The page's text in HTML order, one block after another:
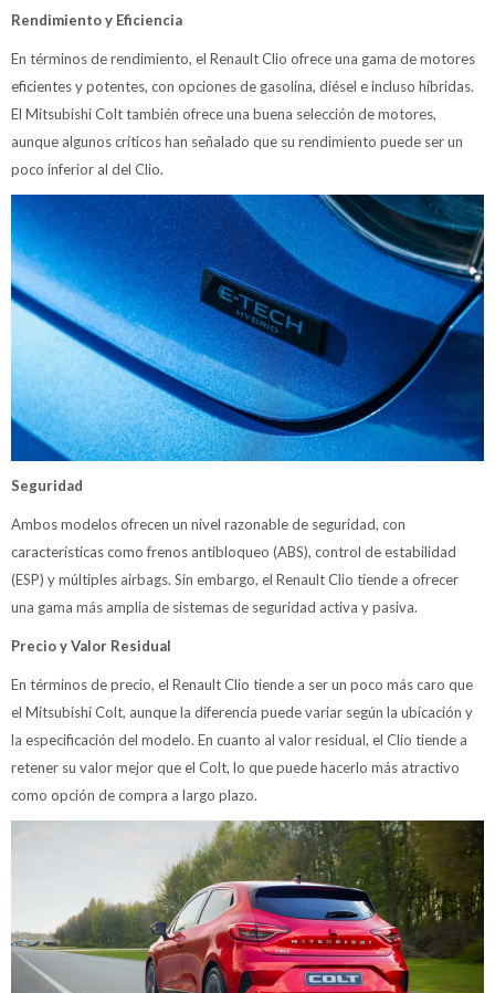
Rendimiento y Eficiencia
En términos de rendimiento, el Renault Clio ofrece una gama de motores
eficientes y potentes, con opciones de gasolina, diésel e incluso híbridas.
El Mitsubishi Colt también ofrece una buena selección de motores,
aunque algunos críticos han señalado que su rendimiento puede ser un
poco inferior al del Clio.
Seguridad
Ambos modelos ofrecen un nivel razonable de seguridad, con
características como frenos antibloqueo (ABS), control de estabilidad
(ESP) y múltiples airbags. Sin embargo, el Renault Clio tiende a ofrecer
una gama más amplia de sistemas de seguridad activa y pasiva.
Precio y Valor Residual
En términos de precio, el Renault Clio tiende a ser un poco más caro que
el Mitsubishi Colt, aunque la diferencia puede variar según la ubicación y
la especificación del modelo. En cuanto al valor residual, el Clio tiende a
retener su valor mejor que el Colt, lo que puede hacerlo más atractivo
como opción de compra a largo plazo.